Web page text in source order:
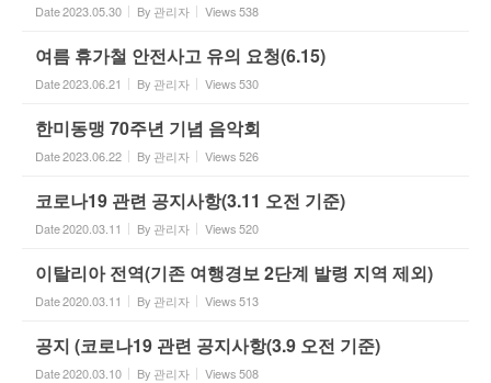
Date2023.05.30 By 관리자 Views538
여름 휴가철 안전사고 유의 요청(6.15)
Date2023.06.21 By 관리자 Views530
한미동맹 70주년 기념 음악회
Date2023.06.22 By 관리자 Views526
코로나19 관련 공지사항(3.11 오전 기준)
Date2020.03.11 By 관리자 Views520
이탈리아 전역(기존 여행경보 2단계 발령 지역 제외)
Date2020.03.11 By 관리자 Views513
공지 (코로나19 관련 공지사항(3.9 오전 기준)
Date2020.03.10 By 관리자 Views508